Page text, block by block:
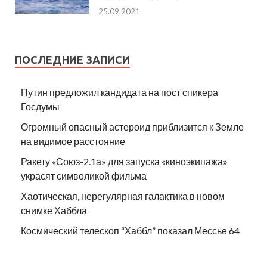
25.09.2021
ПОСЛЕДНИЕ ЗАПИСИ
Путин предложил кандидата на пост спикера
Госдумы
Огромный опасный астероид приблизится к Земле
на видимое расстояние
Ракету «Союз-2.1а» для запуска «киноэкипажа»
украсят символикой фильма
Хаотическая, нерегулярная галактика в новом
снимке Хаббла
Космический телескоп “Хаббл” показал Мессье 64